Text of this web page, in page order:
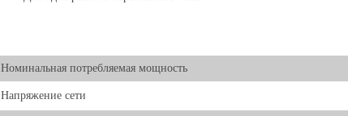
Номинальная потребляемая мощность
Напряжение сети